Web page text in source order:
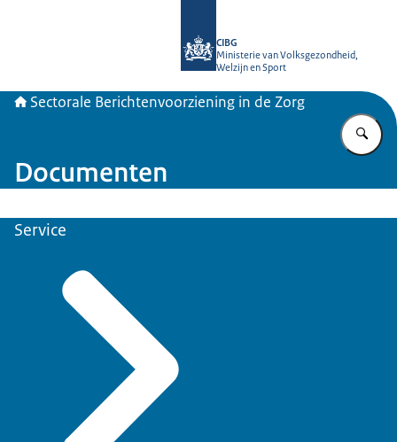
CIBG
Ministerie van Volksgezondheid,
Welzijn en Sport
Sectorale Berichtenvoorziening in de Zorg
Documenten
Service